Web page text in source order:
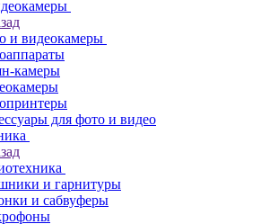
и видеокамеры
камеры
для фото и видео
и гарнитуры
и сабвуферы